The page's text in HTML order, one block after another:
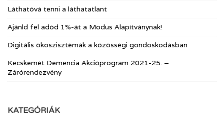
Láthatóvá tenni a láthatatlant
Ajánld fel adód 1%-át a Modus Alapítványnak!
Digitális ökoszisztémák a közösségi gondoskodásban
Kecskemét Demencia Akcióprogram 2021-25. –
Zárórendezvény
KATEGÓRIÁK